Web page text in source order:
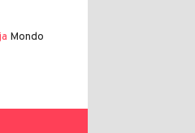
Mondo